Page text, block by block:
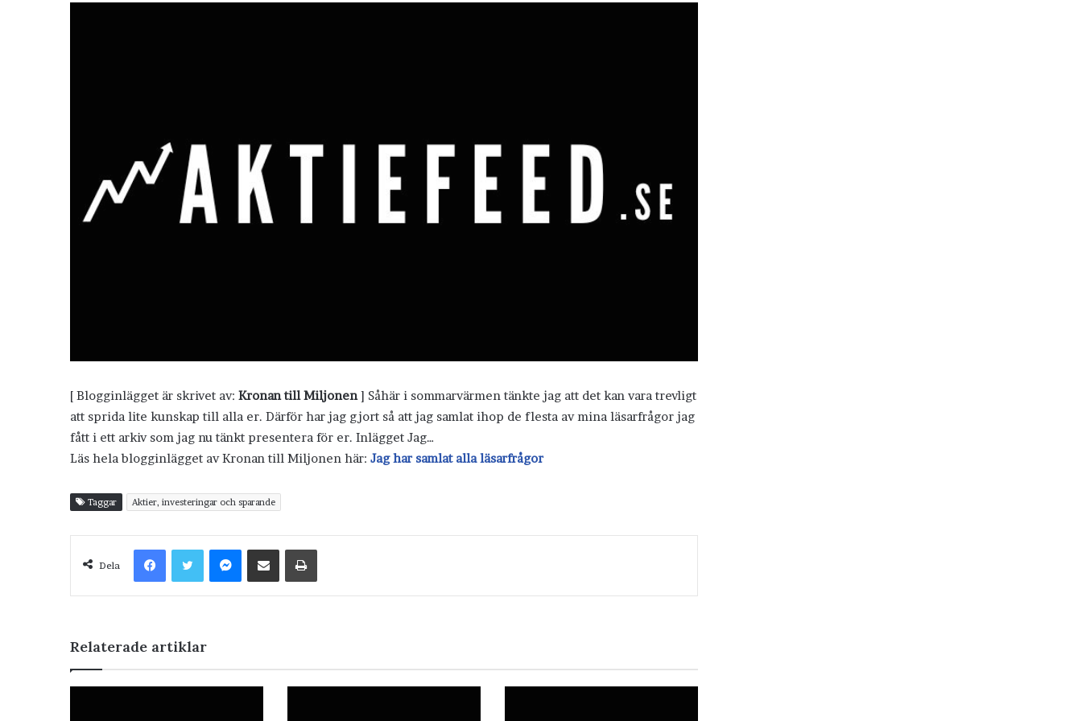
[ Blogginlägget är skrivet av: Kronan till Miljonen] Såhär i sommarvärmen tänkte jag att det kan vara trevligt
att sprida lite kunskap till alla er. Därför har jag gjort så att jag samlat ihop de flesta av mina läsarfrågor jag
fått i ett arkiv som jag nu tänkt presentera för er. Inlägget Jag…
Läs hela blogginlägget av Kronan till Miljonen här: Jag har samlat alla läsarfrågor
Taggar Aktier, investeringar och sparande
Dela
FacebookTwitterMessenger
Dela via e-post Skriv ut
Relaterade artiklar